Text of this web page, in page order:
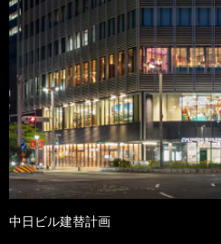
中日ビル建替計画